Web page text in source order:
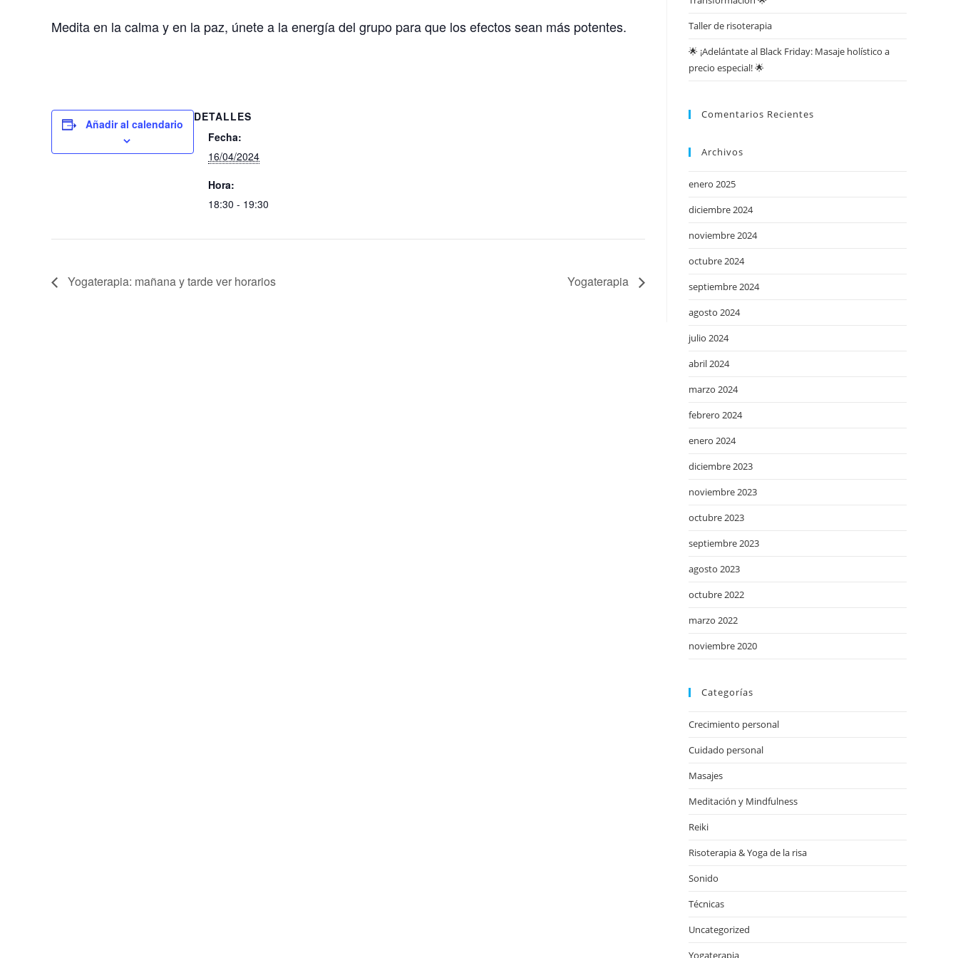
Medita en la calma y en la paz, únete a la energía del grupo para que los efectos sean más potentes.
Añadir al calendario
DETALLES
Fecha:
16/04/2024
Hora:
18:30 - 19:30
Yogaterapia: mañana y tarde ver horarios Yogaterapia
Taller de risoterapia
🌟 ¡Adelántate al Black Friday: Masaje holístico a
precio especial! 🌟
Comentarios Recientes
Archivos
enero 2025
diciembre 2024
noviembre 2024
octubre 2024
septiembre 2024
agosto 2024
julio 2024
abril 2024
marzo 2024
febrero 2024
enero 2024
diciembre 2023
noviembre 2023
octubre 2023
septiembre 2023
agosto 2023
octubre 2022
marzo 2022
noviembre 2020
Categorías
Crecimiento personal
Cuidado personal
Masajes
Meditación y Mindfulness
Reiki
Risoterapia & Yoga de la risa
Sonido
Técnicas
Uncategorized
Yogaterapia